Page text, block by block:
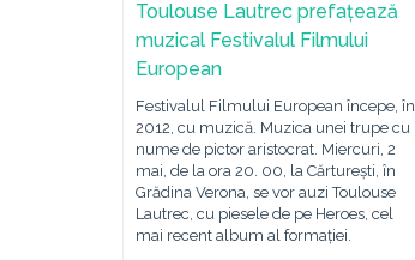
Toulouse Lautrec prefațează
muzical Festivalul Filmului
European
Festivalul Filmului European începe, în
2012, cu muzică. Muzica unei trupe cu
nume de pictor aristocrat. Miercuri, 2
mai, de la ora 20. 00, la Cărturești, în
Grădina Verona, se vor auzi Toulouse
Lautrec, cu piesele de pe Heroes, cel
mai recent album al formației.